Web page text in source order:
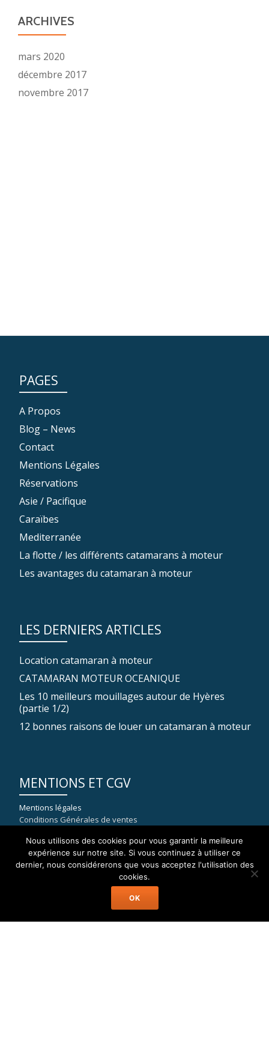
ARCHIVES
mars 2020
décembre 2017
novembre 2017
PAGES
A Propos
Blog – News
Contact
Mentions Légales
Réservations
Asie / Pacifique
Caraïbes
Mediterranée
La flotte / les différents catamarans à moteur
Les avantages du catamaran à moteur
LES DERNIERS ARTICLES
Location catamaran à moteur
CATAMARAN MOTEUR OCEANIQUE
Les 10 meilleurs mouillages autour de Hyères
(partie 1/2)
12 bonnes raisons de louer un catamaran à moteur
MENTIONS ET CGV
Mentions légales
Conditions Générales de ventes
83400 HYERES
Nous utilisons des cookies pour vous garantir la meilleure
expérience sur notre site. Si vous continuez à utiliser ce
dernier, nous considérerons que vous acceptez l'utilisation des
cookies.
OK